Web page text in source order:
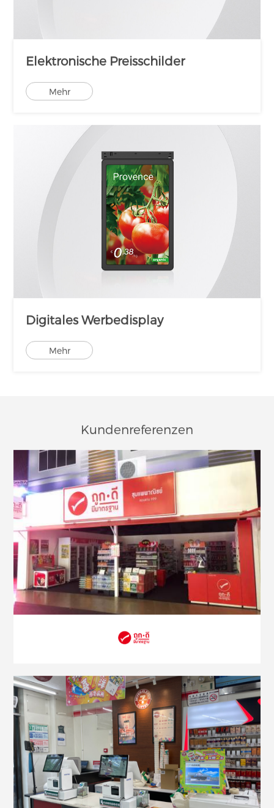
Elektronische Preisschilder
Mehr
Digitales Werbedisplay
Mehr
Kundenreferenzen